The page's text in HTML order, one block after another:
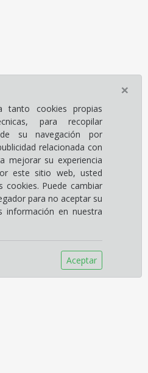
tanto cookies propias
para recopilar
su navegación por
relacionada con
mejorar su experiencia
este sitio web, usted
cookies. Puede cambiar
para no aceptar su
información en nuestra
Aceptar
×